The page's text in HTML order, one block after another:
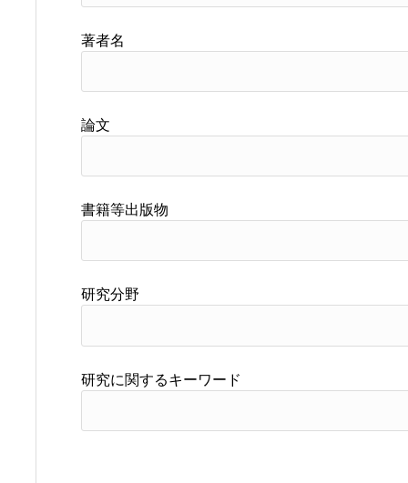
著者名
論文
書籍等出版物
研究分野
研究に関するキーワード